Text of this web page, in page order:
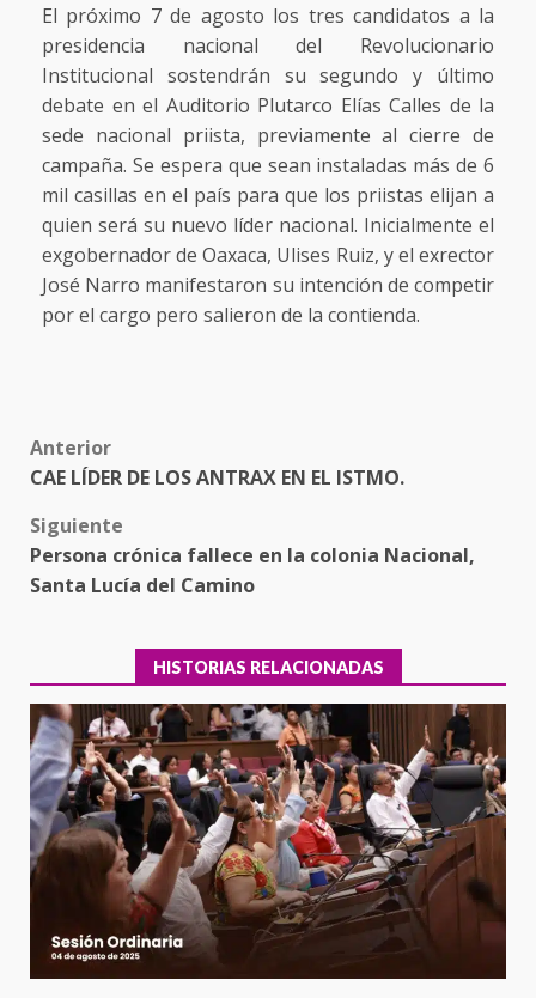
El próximo 7 de agosto los tres candidatos a la
presidencia nacional del Revolucionario
Institucional sostendrán su segundo y último
debate en el Auditorio Plutarco Elías Calles de la
sede nacional priista, previamente al cierre de
campaña. Se espera que sean instaladas más de 6
mil casillas en el país para que los priistas elijan a
quien será su nuevo líder nacional. Inicialmente el
exgobernador de Oaxaca, Ulises Ruiz, y el exrector
José Narro manifestaron su intención de competir
por el cargo pero salieron de la contienda.
Post
navigation
Anterior
CAE LÍDER DE LOS ANTRAX EN EL ISTMO.
Siguiente
Persona crónica fallece en la colonia Nacional,
Santa Lucía del Camino
HISTORIAS RELACIONADAS
Encuentro de Ariadna Montiel
con el Gobernador Salomón Jara
Cruz reafirma la consolidación